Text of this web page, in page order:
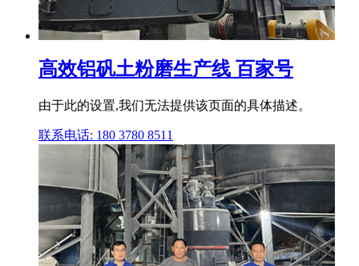
高效铝矾土粉磨生产线 百家号
由于此的设置,我们无法提供该页面的具体描述。
联系电话: 180 3780 8511